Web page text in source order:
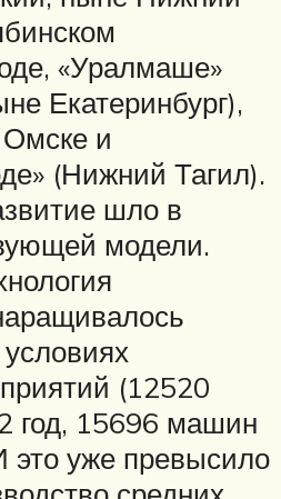
«Уралмаше»
Екатеринбург),
и
(Нижний Тагил).
шло в
модели.
(12520
год, 15696 машин
это уже превысило